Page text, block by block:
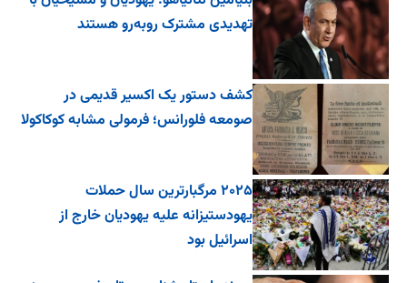
تهدیدی مشترک روبه‌رو هستند
کشف دستور یک اکسیر قدیمی در
صومعه فلورانس؛ فرمولی مشابه کوکاکولا
۲۰۲۵ مرگبارترین سال حملات
یهودستیزانه علیه یهودیان خارج از
اسرائیل بود